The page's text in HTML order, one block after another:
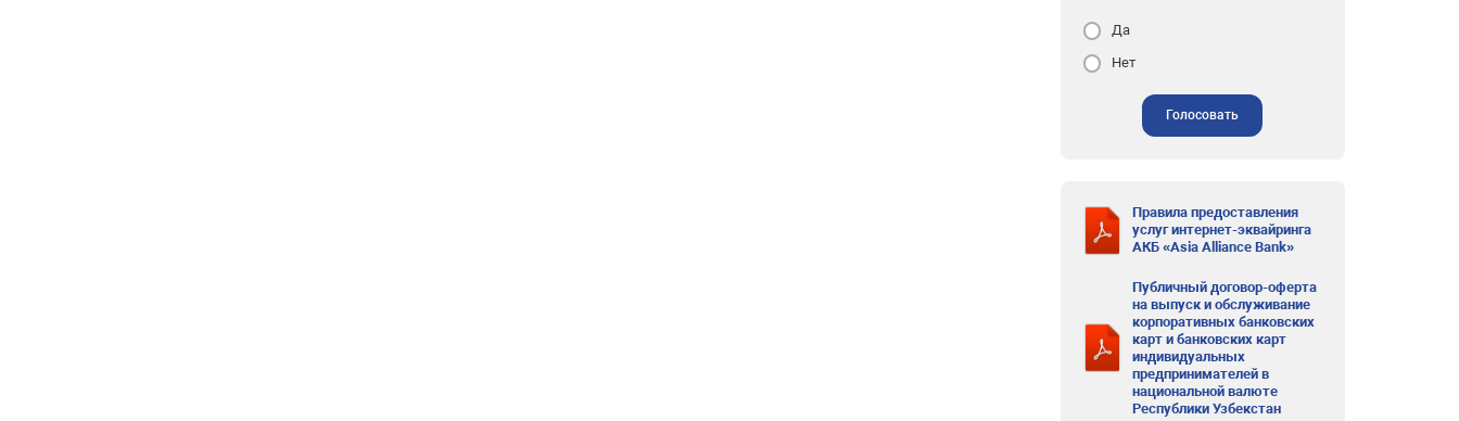
Да
Нет
Голосовать
Правила предоставления
услуг интернет-эквайринга
АКБ «Asia Alliance Bank»
Публичный договор-оферта
на выпуск и обслуживание
корпоративных банковских
карт и банковских карт
индивидуальных
предпринимателей в
национальной валюте
Республики Узбекстан